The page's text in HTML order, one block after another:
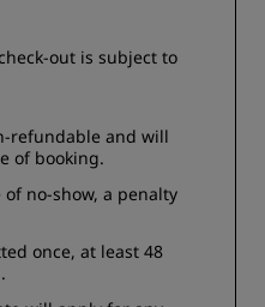
out is subject to
refundable and will
of booking.
no-show, a penalty
once, at least 48